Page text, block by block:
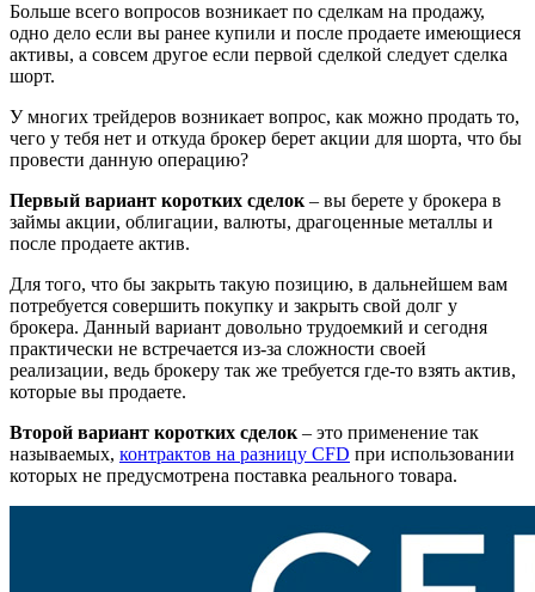
Больше всего вопросов возникает по сделкам на продажу,
одно дело если вы ранее купили и после продаете имеющиеся
активы, а совсем другое если первой сделкой следует сделка
шорт.
У многих трейдеров возникает вопрос, как можно продать то,
чего у тебя нет и откуда брокер берет акции для шорта, что бы
провести данную операцию?
Первый вариант коротких сделок – вы берете у брокера в
займы акции, облигации, валюты, драгоценные металлы и
после продаете актив.
Для того, что бы закрыть такую позицию, в дальнейшем вам
потребуется совершить покупку и закрыть свой долг у
брокера. Данный вариант довольно трудоемкий и сегодня
практически не встречается из-за сложности своей
реализации, ведь брокеру так же требуется где-то взять актив,
которые вы продаете.
Второй вариант коротких сделок – это применение так
называемых, контрактов на разницу CFD при использовании
которых не предусмотрена поставка реального товара.